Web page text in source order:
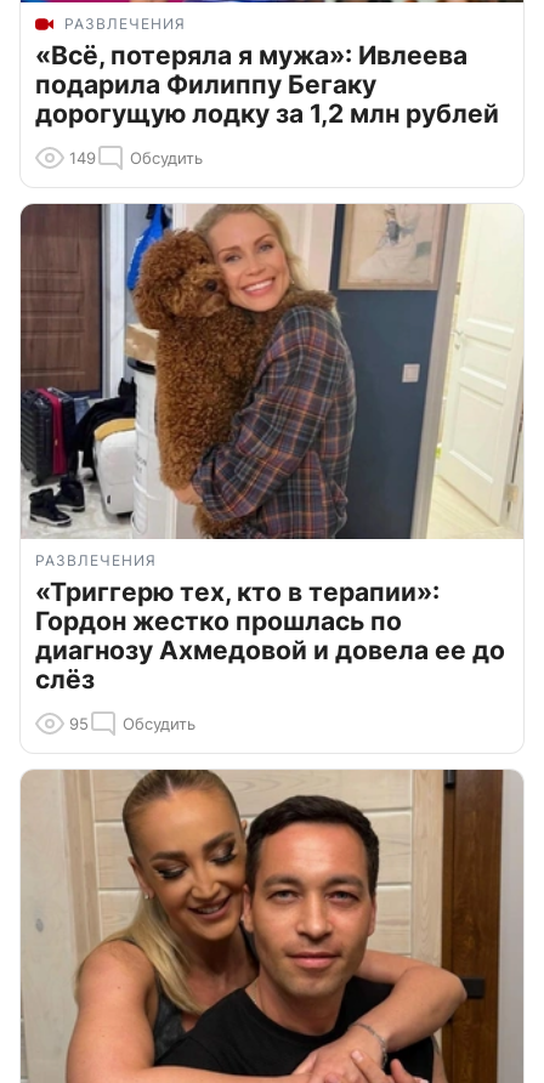
РАЗВЛЕЧЕНИЯ
«Всё, потеряла я мужа»: Ивлеева
подарила Филиппу Бегаку
дорогущую лодку за 1,2 млн рублей
149 Обсудить
РАЗВЛЕЧЕНИЯ
«Триггерю тех, кто в терапии»:
Гордон жестко прошлась по
диагнозу Ахмедовой и довела ее до
слёз
95 Обсудить